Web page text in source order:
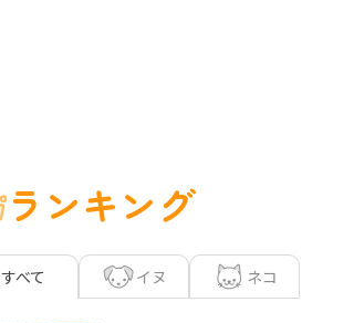
ランキング
すべて イヌ ネコ